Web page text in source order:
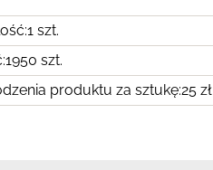
1 szt.
1950 szt.
produktu za sztukę:25 zł